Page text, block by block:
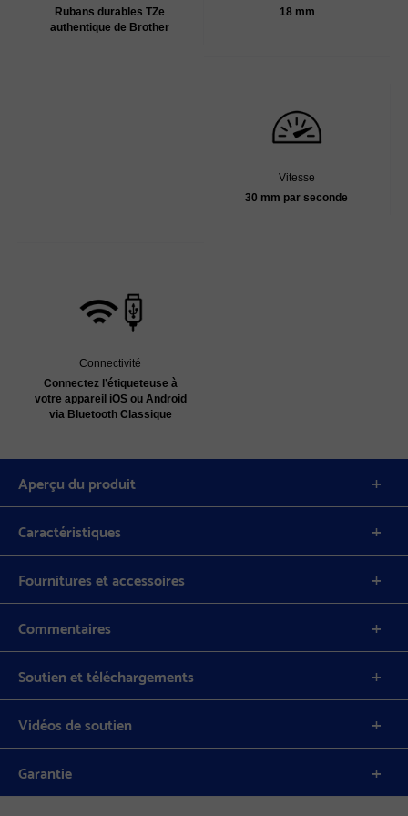
Rubans durables TZe
authentique de Brother
18 mm
Vitesse
30 mm par seconde
Connectivité
Connectez l’étiqueteuse à
votre appareil iOS ou Android
via Bluetooth Classique
Aperçu du produit
Caractéristiques
Fournitures et accessoires
Commentaires
Soutien et téléchargements
Vidéos de soutien
Garantie